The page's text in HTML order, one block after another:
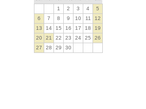
1 2 3 4
5
6
7 8 9 10 11
12
13
14 15 16 17 18
19
20
21 22 23 24 25
26
27
28 29 30